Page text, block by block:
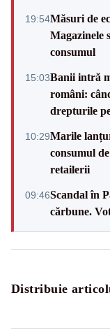
19:54Măsuri de
Magazinele
consumul
15:03Banii intră
români:
drepturile
10:29Marile
consumul
retailerii
09:46Scandal în
cărbune.
Distribuie